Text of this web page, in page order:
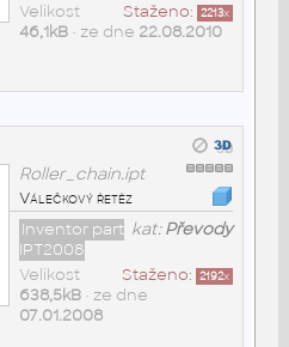
Staženo: 2213x
Velikost
46,1kB• ze dne 22.08.2010
Roller_chain.ipt
Válečkový řetěz
kat:Převody
Inventor part
IPT2008
Staženo: 2192x
Velikost
638,5kB• ze dne
07.01.2008